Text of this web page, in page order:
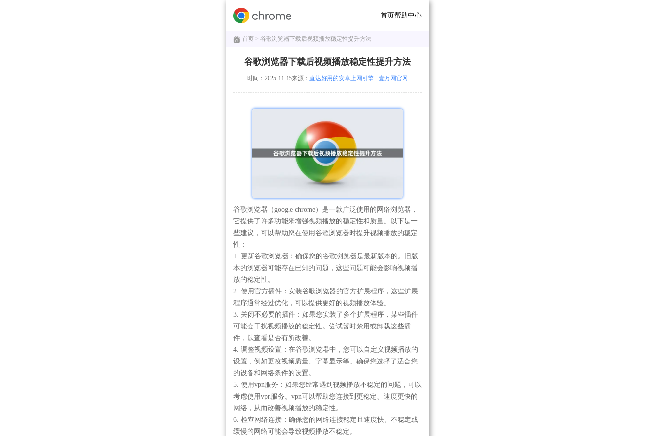
首页帮助中心
首页 > 谷歌浏览器下载后视频播放稳定性提升方法
谷歌浏览器下载后视频播放稳定性提升方法
时间：2025-11-15来源： 直达好用的安卓上网引擎 - 壹万网官网
谷歌浏览器（google chrome）是一款广泛使用的网络浏览器，
它提供了许多功能来增强视频播放的稳定性和质量。以下是一
些建议，可以帮助您在使用谷歌浏览器时提升视频播放的稳定
性：
1. 更新谷歌浏览器：确保您的谷歌浏览器是最新版本的。旧版
本的浏览器可能存在已知的问题，这些问题可能会影响视频播
放的稳定性。
2. 使用官方插件：安装谷歌浏览器的官方扩展程序，这些扩展
程序通常经过优化，可以提供更好的视频播放体验。
3. 关闭不必要的插件：如果您安装了多个扩展程序，某些插件
可能会干扰视频播放的稳定性。尝试暂时禁用或卸载这些插
件，以查看是否有所改善。
4. 调整视频设置：在谷歌浏览器中，您可以自定义视频播放的
设置，例如更改视频质量、字幕显示等。确保您选择了适合您
的设备和网络条件的设置。
5. 使用vpn服务：如果您经常遇到视频播放不稳定的问题，可以
考虑使用vpn服务。vpn可以帮助您连接到更稳定、速度更快的
网络，从而改善视频播放的稳定性。
6. 检查网络连接：确保您的网络连接稳定且速度快。不稳定或
缓慢的网络可能会导致视频播放不稳定。